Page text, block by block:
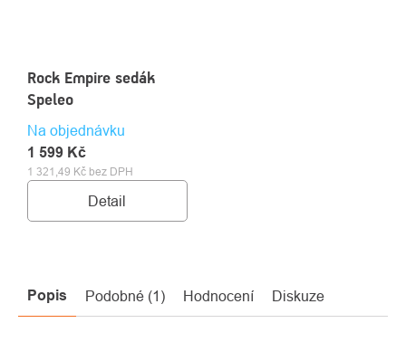
Rock Empire sedák
Speleo
Na objednávku
1 321,49 Kč bez DPH
1 599 Kč
Detail
Popis Podobné (1) Hodnocení Diskuze